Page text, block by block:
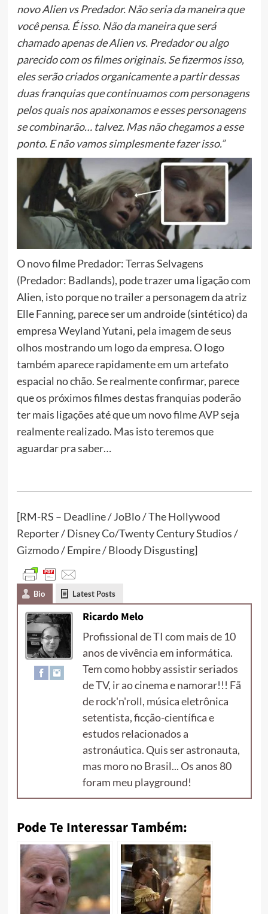
novo Alien vs Predador. Não seria da maneira que
você pensa. É isso. Não da maneira que será
chamado apenas de Alien vs. Predador ou algo
parecido com os filmes originais. Se fizermos isso,
eles serão criados organicamente a partir dessas
duas franquias que continuamos com personagens
pelos quais nos apaixonamos e esses personagens
se combinarão… talvez. Mas não chegamos a esse
ponto. E não vamos simplesmente fazer isso.”
O novo filme Predador: Terras Selvagens
(Predador: Badlands), pode trazer uma ligação com
Alien, isto porque no trailer a personagem da atriz
Elle Fanning, parece ser um androide (sintético) da
empresa Weyland Yutani, pela imagem de seus
olhos mostrando um logo da empresa. O logo
também aparece rapidamente em um artefato
espacial no chão. Se realmente confirmar, parece
que os próximos filmes destas franquias poderão
ter mais ligações até que um novo filme AVP seja
realmente realizado. Mas isto teremos que
aguardar pra saber…
[RM-RS – Deadline / JoBlo / The Hollywood
Reporter / Disney Co/Twenty Century Studios /
Gizmodo / Empire / Bloody Disgusting]
Bio Latest Posts
Ricardo Melo
Profissional de TI com mais de 10
anos de vivência em informática.
Tem como hobby assistir seriados
de TV, ir ao cinema e namorar!!! Fã
de rock'n'roll, música eletrônica
setentista, ficção-científica e
estudos relacionados a
astronáutica. Quis ser astronauta,
mas moro no Brasil... Os anos 80
foram meu playground!
Pode Te Interessar Também: